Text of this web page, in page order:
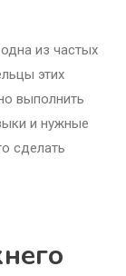
из частых
этих
выполнить
и нужные
сделать